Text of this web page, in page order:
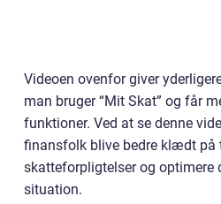
Videoen ovenfor giver
man bruger “Mit Skat” og får
funktioner. Ved at se denne
finansfolk blive bedre klædt på
skatteforpligtelser og optimere
situation.